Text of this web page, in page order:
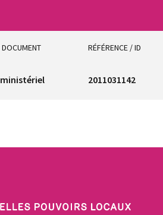
DOCUMENT RÉFÉRENCE / ID
2011031142